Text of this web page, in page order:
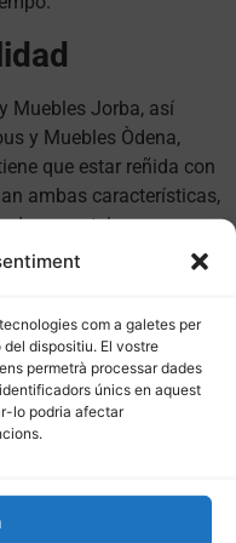
com a galetes per
dispositiu. El vostre
permetrà processar dades
únics en aquest
lo podria afectar
Muebles Jorba, así
y Muebles Òdena,
que estar reñida con
ambas características,
en telas
en una amplia gama de
decoración.
su
es sencillo con los
de productos